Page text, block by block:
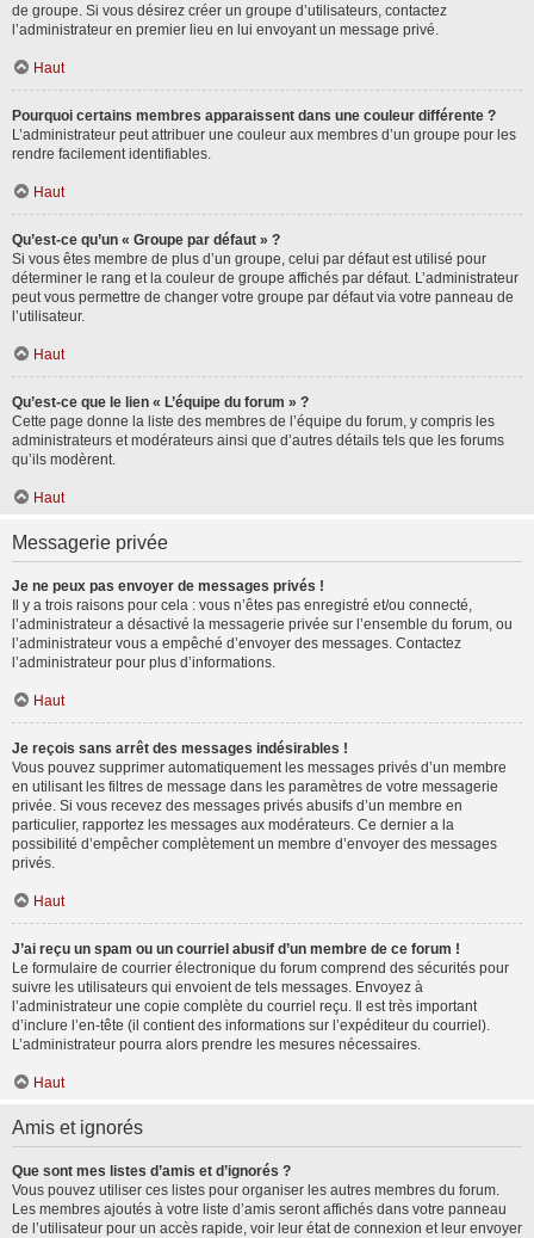
de groupe. Si vous désirez créer un groupe d’utilisateurs, contactez
l’administrateur en premier lieu en lui envoyant un message privé.
Haut
Pourquoi certains membres apparaissent dans une couleur différente ?
L’administrateur peut attribuer une couleur aux membres d’un groupe pour les
rendre facilement identifiables.
Haut
Qu’est-ce qu’un « Groupe par défaut » ?
Si vous êtes membre de plus d’un groupe, celui par défaut est utilisé pour
déterminer le rang et la couleur de groupe affichés par défaut. L’administrateur
peut vous permettre de changer votre groupe par défaut via votre panneau de
l’utilisateur.
Haut
Qu’est-ce que le lien « L’équipe du forum » ?
Cette page donne la liste des membres de l’équipe du forum, y compris les
administrateurs et modérateurs ainsi que d’autres détails tels que les forums
qu’ils modèrent.
Haut
Messagerie privée
Je ne peux pas envoyer de messages privés !
Il y a trois raisons pour cela : vous n’êtes pas enregistré et/ou connecté,
l’administrateur a désactivé la messagerie privée sur l’ensemble du forum, ou
l’administrateur vous a empêché d’envoyer des messages. Contactez
l’administrateur pour plus d’informations.
Haut
Je reçois sans arrêt des messages indésirables !
Vous pouvez supprimer automatiquement les messages privés d’un membre
en utilisant les filtres de message dans les paramètres de votre messagerie
privée. Si vous recevez des messages privés abusifs d’un membre en
particulier, rapportez les messages aux modérateurs. Ce dernier a la
possibilité d’empêcher complètement un membre d’envoyer des messages
privés.
Haut
J’ai reçu un spam ou un courriel abusif d’un membre de ce forum !
Le formulaire de courrier électronique du forum comprend des sécurités pour
suivre les utilisateurs qui envoient de tels messages. Envoyez à
l’administrateur une copie complète du courriel reçu. Il est très important
d’inclure l’en-tête (il contient des informations sur l’expéditeur du courriel).
L’administrateur pourra alors prendre les mesures nécessaires.
Haut
Amis et ignorés
Que sont mes listes d’amis et d’ignorés ?
Vous pouvez utiliser ces listes pour organiser les autres membres du forum.
Les membres ajoutés à votre liste d’amis seront affichés dans votre panneau
de l’utilisateur pour un accès rapide, voir leur état de connexion et leur envoyer